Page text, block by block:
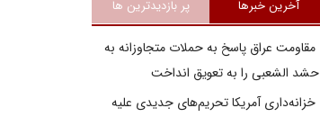
آخرین خبرها پر بازدیدترین ها
مقاومت عراق پاسخ به حملات متجاوزانه به
حشد الشعبی را به تعویق انداخت
خزانه‌داری آمریکا تحریم‌های جدیدی علیه